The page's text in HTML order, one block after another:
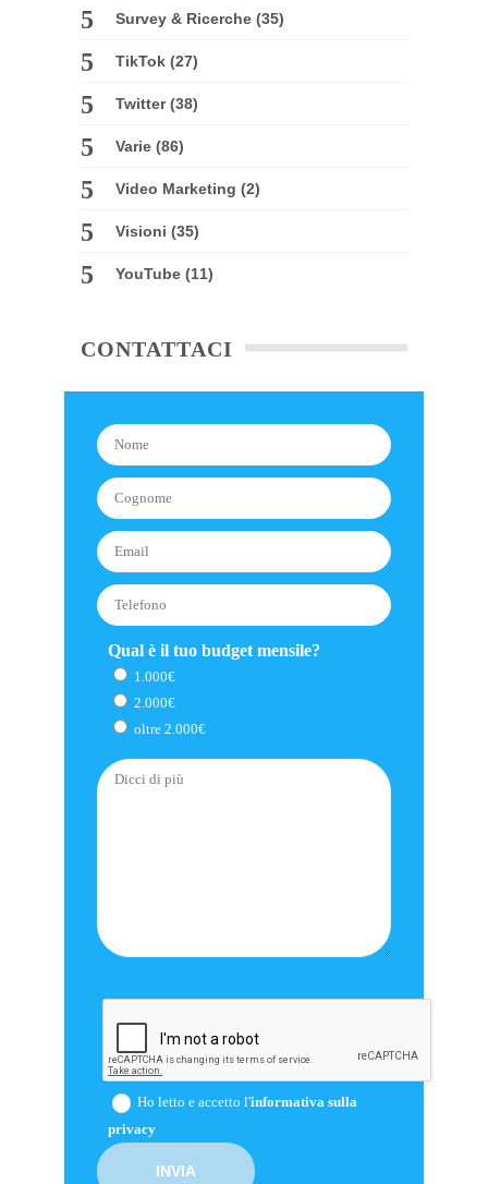
Survey & Ricerche (35)
TikTok (27)
Twitter(38)
Varie (86)
Video Marketing (2)
Visioni (35)
YouTube (11)
CONTATTACI
Qual è il tuo budget mensile?
1.000€
2.000€
oltre 2.000€
Ho letto e accetto l'informativa sulla
privacy